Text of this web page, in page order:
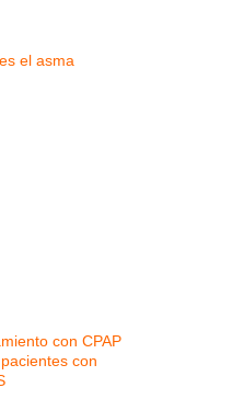
el asma
con CPAP
con